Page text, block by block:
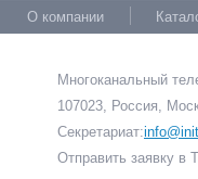
О компании
Многоканальный
107023, Россия,
Секретариат:
Отправить заявку в